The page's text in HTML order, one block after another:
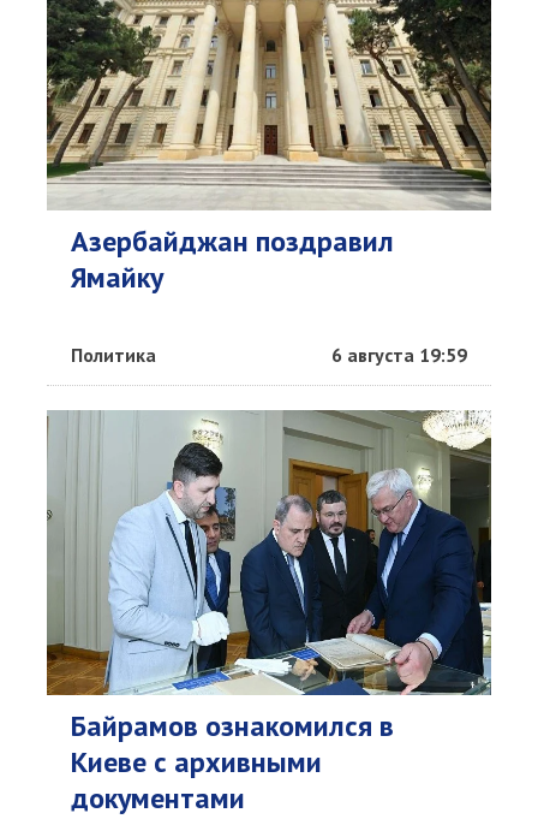
Азербайджан поздравил
Ямайку
Политика 6 августа 19:59
Байрамов ознакомился в
Киеве с архивными
документами